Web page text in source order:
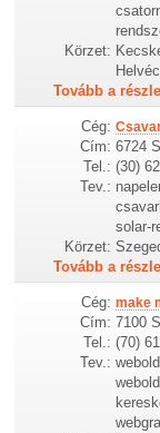
Körzet:
Tovább a
Cég:
Cím: 6724
Tel.: (30)
Tev.:
solar-
Körzet:
Tovább a
Cég: make
Cím: 7100
Tel.: (70)
Tev.: